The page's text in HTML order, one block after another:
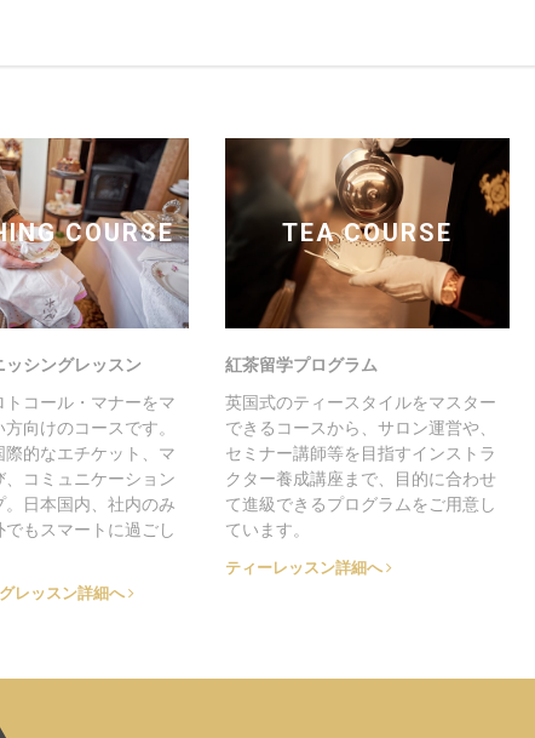
COURSE
ッシングレッスン
トコール・マナーをマ
向けのコースです。
際的なエチケット、マ
、コミュニケーション
。日本国内、社内のみ
でもスマートに過ごし
レッスン詳細へ
TEA COURSE
紅茶留学プログラム
英国式のティースタイルをマスター
できるコースから、サロン運営や、
セミナー講師等を目指すインストラ
クター養成講座まで、目的に合わせ
て進級できるプログラムをご用意し
ています。
ティーレッスン詳細へ